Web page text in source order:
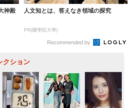
神殿
人文知とは、答えなき領域の探究
PR(國學院大學)
Recommended by
クション